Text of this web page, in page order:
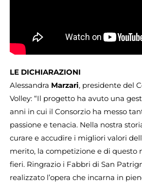
LE DICHIARAZIONI
Alessandra Marzari, presidente del
Volley: “Il progetto ha avuto una
anni in cui il Consorzio ha messo
passione e tenacia. Nella nostra
curare e accudire i migliori valori
merito, la competizione e di questo
fieri. Ringrazio i Fabbri di San
realizzato l’opera che incarna in